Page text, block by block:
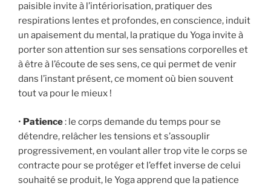
paisible invite à l’intériorisation, pratiquer des
respirations lentes et profondes, en conscience, induit
un apaisement du mental, la pratique du Yoga invite à
porter son attention sur ses sensations corporelles et
à être à l’écoute de ses sens, ce qui permet de venir
dans l’instant présent, ce moment où bien souvent
tout va pour le mieux !
• Patience: le corps demande du temps pour se
détendre, relâcher les tensions et s’assouplir
progressivement, en voulant aller trop vite le corps se
contracte pour se protéger et l’effet inverse de celui
souhaité se produit, le Yoga apprend que la patience